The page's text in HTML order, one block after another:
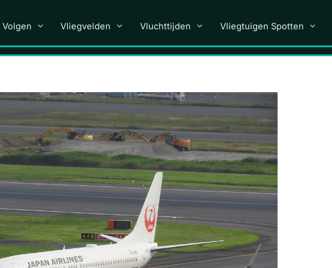
Vliegvelden Vluchttijden Vliegtuigen Spotten